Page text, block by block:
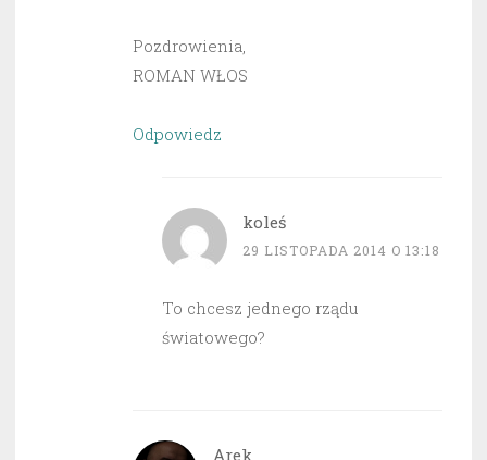
Pozdrowienia,
ROMAN WŁOS
Odpowiedz
koleś
29 LISTOPADA 2014 O 13:18
To chcesz jednego rządu
światowego?
Arek